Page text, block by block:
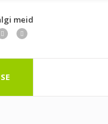
meid